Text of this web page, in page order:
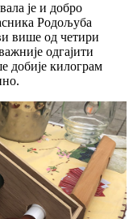
је и добро
Родољуба
више од четири
одгајити
добије килограм